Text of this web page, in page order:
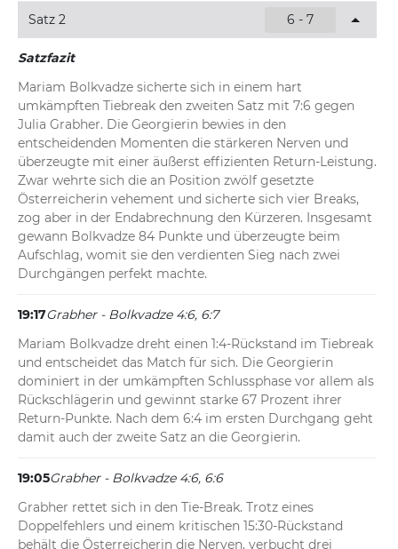
Satz 2 6 - 7
Satzfazit
Mariam Bolkvadze sicherte sich in einem hart
umkämpften Tiebreak den zweiten Satz mit 7:6 gegen
Julia Grabher. Die Georgierin bewies in den
entscheidenden Momenten die stärkeren Nerven und
überzeugte mit einer äußerst effizienten Return-Leistung.
Zwar wehrte sich die an Position zwölf gesetzte
Österreicherin vehement und sicherte sich vier Breaks,
zog aber in der Endabrechnung den Kürzeren. Insgesamt
gewann Bolkvadze 84 Punkte und überzeugte beim
Aufschlag, womit sie den verdienten Sieg nach zwei
Durchgängen perfekt machte.
19:17Grabher - Bolkvadze 4:6, 6:7
Mariam Bolkvadze dreht einen 1:4-Rückstand im Tiebreak
und entscheidet das Match für sich. Die Georgierin
dominiert in der umkämpften Schlussphase vor allem als
Rückschlägerin und gewinnt starke 67 Prozent ihrer
Return-Punkte. Nach dem 6:4 im ersten Durchgang geht
damit auch der zweite Satz an die Georgierin.
19:05Grabher - Bolkvadze 4:6, 6:6
Grabher rettet sich in den Tie-Break. Trotz eines
Doppelfehlers und einem kritischen 15:30-Rückstand
behält die Österreicherin die Nerven, verbucht drei